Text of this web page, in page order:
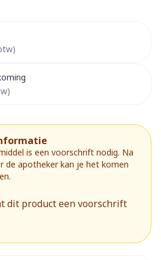
is een voorschrift nodig. Na
de apotheker kan je het komen
dit product een voorschrift